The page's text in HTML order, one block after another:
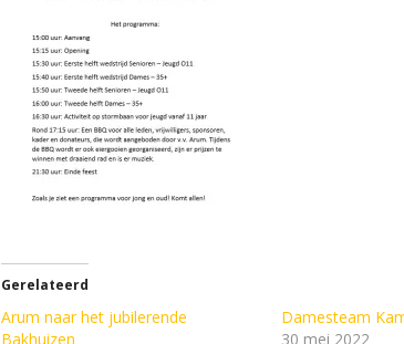
Gerelateerd
Arum naar het jubilerende
Bakhuizen
Damesteam
30 mei 2022